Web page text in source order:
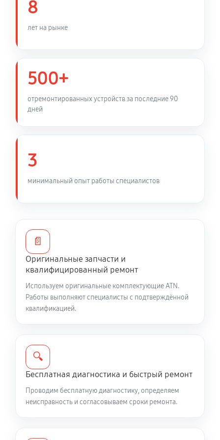
8
лет на рынке
500+
отремонтированных устройств за последние 90
дней
3
минимальный опыт работы специалистов
📄
Оригинальные запчасти и
квалифицированный ремонт
Используем оригинальные комплектующие ATN.
Работы выполняют специалисты с подтверждённой
квалификацией.
🔍
Бесплатная диагностика и быстрый ремонт
Проводим бесплатную диагностику, определяем
неисправность и согласовываем сроки ремонта.